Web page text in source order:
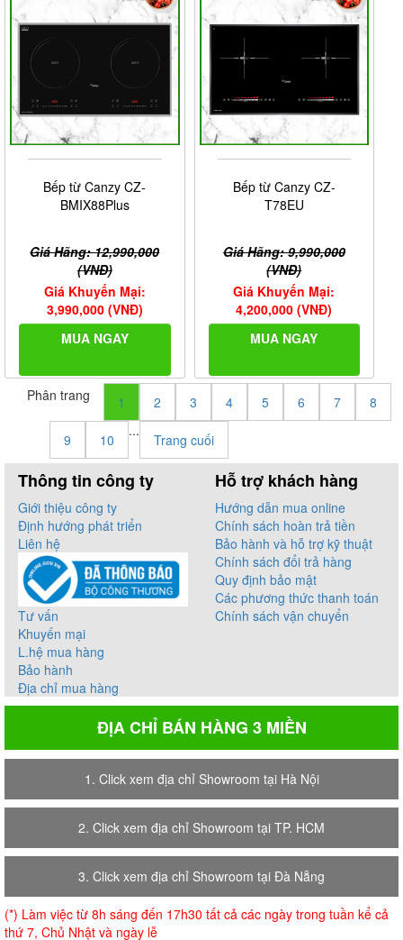
Bếp từ Canzy CZ-
BMIX88Plus
Giá Hãng: 12,990,000
(VNĐ)
Giá Khuyến Mại:
3,990,000 (VNĐ)
MUA NGAY
Bếp từ Canzy CZ-
T78EU
Giá Hãng: 9,990,000
(VNĐ)
Giá Khuyến Mại:
4,200,000 (VNĐ)
MUA NGAY
Phân trang 1 2 3 4 5 6 7 8
9 10
...
Trang cuối
Thông tin công ty
Giới thiệu công ty
Định hướng phát triển
Liên hệ
Tư vấn
Khuyến mại
L.hệ mua hàng
Bảo hành
Địa chỉ mua hàng
Hỗ trợ khách hàng
Hướng dẫn mua online
Chính sách hoàn trả tiền
Bảo hành và hỗ trợ kỹ thuật
Chính sách đổi trả hàng
Quy định bảo mật
Các phương thức thanh toán
Chính sách vận chuyển
ĐỊA CHỈ BÁN HÀNG 3 MIỀN
1. Click xem địa chỉ Showroom tại Hà Nội
2. Click xem địa chỉ Showroom tại TP. HCM
3. Click xem địa chỉ Showroom tại Đà Nẵng
(*) Làm việc từ 8h sáng đến 17h30 tất cả các ngày trong tuần kể cả
thứ 7, Chủ Nhật và ngày lễ